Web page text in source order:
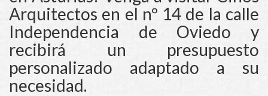
Arquitectos en el nº 14 de la calle
Independencia de Oviedo y
recibirá un presupuesto
personalizado adaptado a su
necesidad.